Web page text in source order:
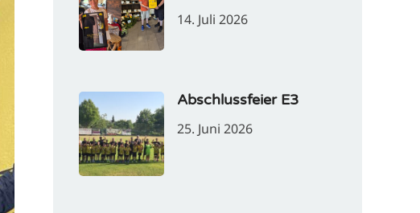
14. Juli 2026
Abschlussfeier E3
25. Juni 2026